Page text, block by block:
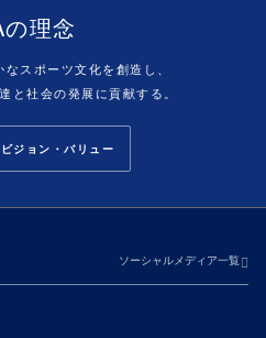
理念
スポーツ文化を創造し、
と社会の発展に貢献する。
ジョン・バリュー
ソーシャルメディア一覧